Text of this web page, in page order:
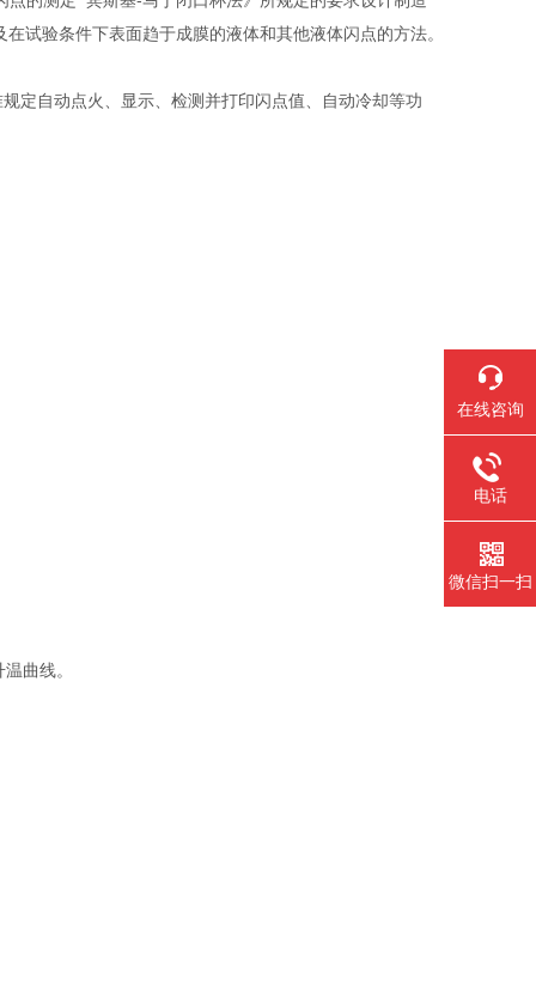
试验条件下表面趋于成膜的液体和其他液体闪点的方法。
定自动点火、显示、检测并打印闪点值、自动冷却等功
曲线。
在线咨询
电话
微信扫一扫